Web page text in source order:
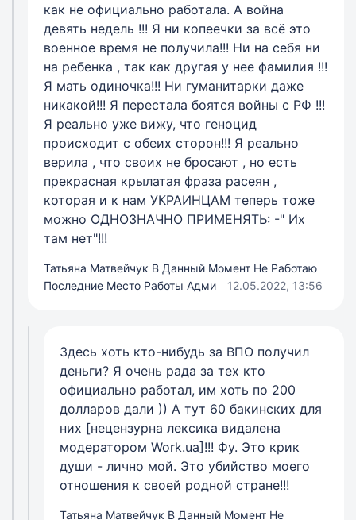
как не официально работала. А война
девять недель !!! Я ни копеечки за всё это
военное время не получила!!! Ни на себя ни
на ребенка , так как другая у нее фамилия !!!
Я мать одиночка!!! Ни гуманитарки даже
никакой!!! Я перестала боятся войны с РФ !!!
Я реально уже вижу, что геноцид
происходит с обеих сторон!!! Я реально
верила , что своих не бросают , но есть
прекрасная крылатая фраза расеян ,
которая и к нам УКРАИНЦАМ теперь тоже
можно ОДНОЗНАЧНО ПРИМЕНЯТЬ: -" Их
там нет"!!!
Татьяна Матвейчук В Данный Момент Не Работаю
Последние Место Работы Адми
12.05.2022, 13:56
Здесь хоть кто-нибудь за ВПО получил
деньги? Я очень рада за тех кто
официально работал, им хоть по 200
долларов дали )) А тут 60 бакинских для
них [нецензурна лексика видалена
модератором Work.ua]!!! Фу. Это крик
души - лично мой. Это убийство моего
отношения к своей родной стране!!!
Татьяна Матвейчук В Данный Момент Не